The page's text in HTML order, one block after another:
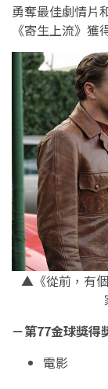
勇奪最佳劇情片
《寄生上流》獲
▲《從前，有
－第77金球獎得
電影